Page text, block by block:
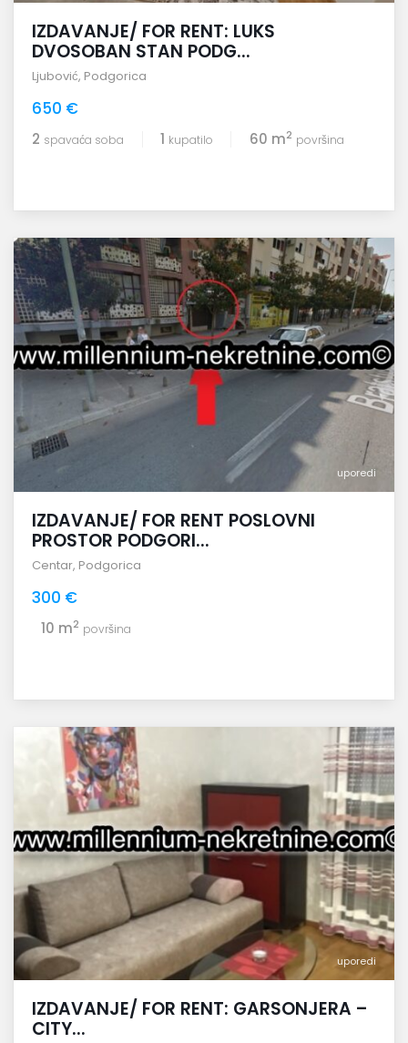
IZDAVANJE/ FOR RENT: LUKS
DVOSOBAN STAN PODG...
Ljubović, Podgorica
650 €
2 spavaća soba 1 kupatilo 60 m2 površina
uporedi
IZDAVANJE/ FOR RENT POSLOVNI
PROSTOR PODGORI...
Centar, Podgorica
300 €
10 m2 površina
uporedi
IZDAVANJE/ FOR RENT: GARSONJERA –
CITY...